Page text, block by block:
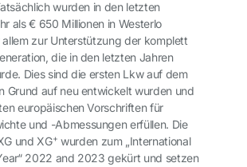
wurden in den letzten
als € 650 Millionen in Westerlo
allem zur Unterstützung der komplett
die in den letzten Jahren
Dies sind die ersten Lkw auf dem
Grund auf neu entwickelt wurden und
europäischen Vorschriften für
und -Abmessungen erfüllen. Die
und XG+ wurden zum „International
2022 and 2023 gekürt und setzen